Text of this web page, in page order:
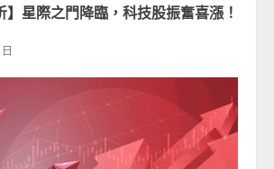
】星際之門降臨，科技股振奮喜漲！